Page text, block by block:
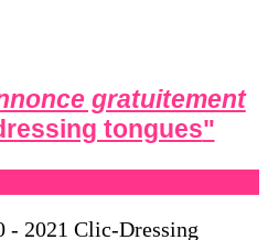
gratuitement
tongues"
- 2021 Clic-Dressing